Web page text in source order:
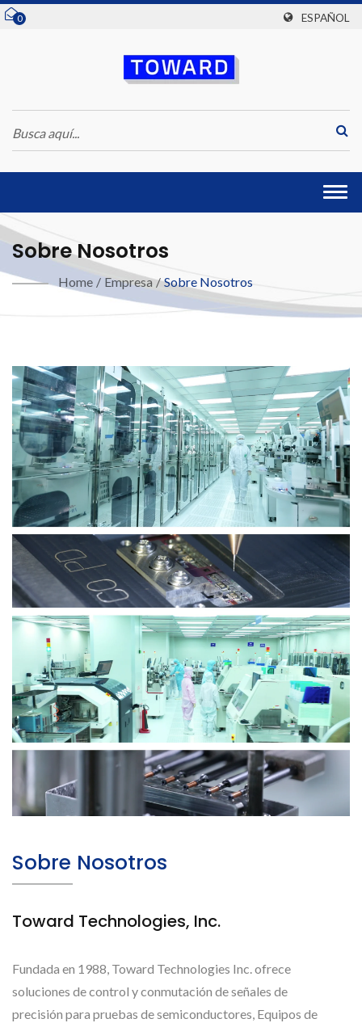
0 ESPAÑOL
Sobre Nosotros
Home / Empresa / Sobre Nosotros
Sobre Nosotros
Toward Technologies, Inc.
Fundada en 1988, Toward Technologies Inc. ofrece
soluciones de control y conmutación de señales de
precisión para pruebas de semiconductores, Equipos de